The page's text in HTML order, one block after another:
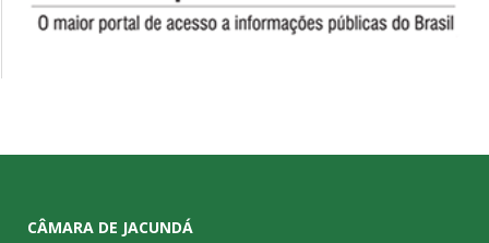
CÂMARA DE JACUNDÁ